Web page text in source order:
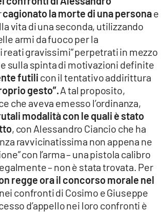
cagionato la morte di una personae
vita di una seconda, utilizzando
armi da fuoco per la
reati gravissimi” perpetrati in mezzo
sulla spinta di motivazioni definite
futili con il tentativo addirittura
gesto”.A tal proposito,
che aveva emesso l’ordinanza,
modalità con le quali è stato
, con Alessandro Ciancio che ha
ravvicinatissima non appena ne
con l’arma – una pistola calibro
– non è stata trovata. Per
regge ora il concorso morale nel
nei confronti di Cosimo e Giuseppe
d’appello nei loro confronti è